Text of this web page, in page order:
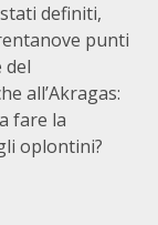
stati definiti,
punti
del
all’Akragas:
fare la
oplontini?